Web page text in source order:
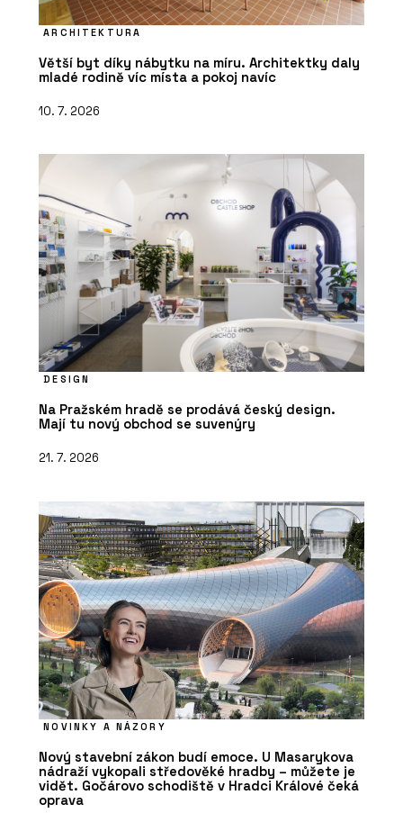
ARCHITEKTURA
Větší byt díky nábytku na míru. Architektky daly
mladé rodině víc místa a pokoj navíc
10. 7. 2026
DESIGN
Na Pražském hradě se prodává český design.
Mají tu nový obchod se suvenýry
21. 7. 2026
NOVINKY A NÁZORY
Nový stavební zákon budí emoce. U Masarykova
nádraží vykopali středověké hradby – můžete je
vidět. Gočárovo schodiště v Hradci Králové čeká
oprava